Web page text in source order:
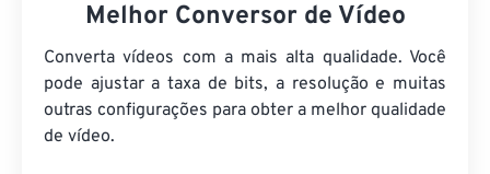
Melhor Conversor de Vídeo
Converta vídeos com a mais alta qualidade. Você
pode ajustar a taxa de bits, a resolução e muitas
outras configurações para obter a melhor qualidade
de vídeo.